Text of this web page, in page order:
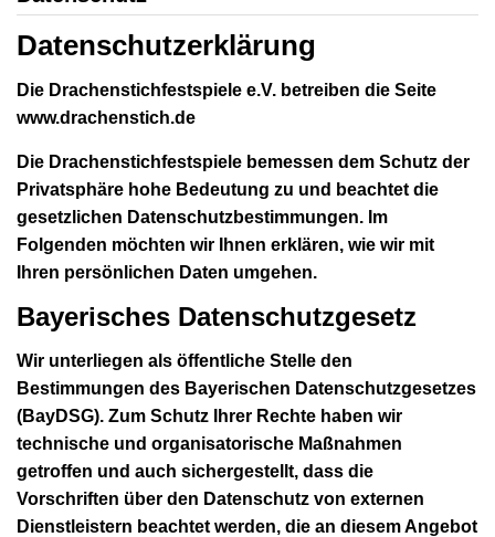
Datenschutzerklärung
Die Drachenstichfestspiele e.V. betreiben die Seite
www.drachenstich.de
Die Drachenstichfestspiele bemessen dem Schutz der
Privatsphäre hohe Bedeutung zu und beachtet die
gesetzlichen Datenschutzbestimmungen. Im
Folgenden möchten wir Ihnen erklären, wie wir mit
Ihren persönlichen Daten umgehen.
Bayerisches Datenschutzgesetz
Wir unterliegen als öffentliche Stelle den
Bestimmungen des Bayerischen Datenschutzgesetzes
(BayDSG). Zum Schutz Ihrer Rechte haben wir
technische und organisatorische Maßnahmen
getroffen und auch sichergestellt, dass die
Vorschriften über den Datenschutz von externen
Dienstleistern beachtet werden, die an diesem Angebot